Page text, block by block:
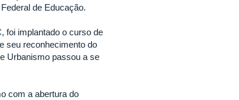
de Educação.
foi implantado o curso de
seu reconhecimento do
Urbanismo passou a se
com a abertura do